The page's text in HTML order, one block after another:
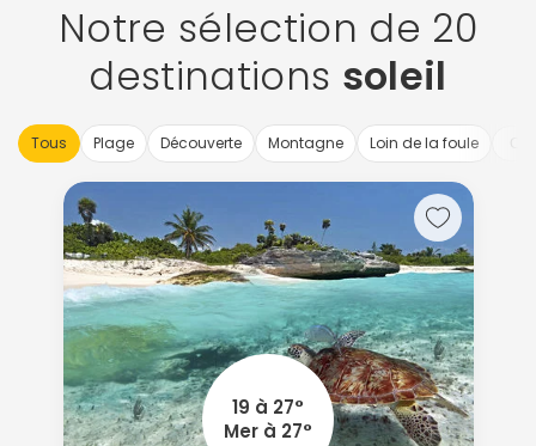
Notre sélection de 20
destinations soleil
Tous Plage Découverte Montagne Loin de la foule
19 à 27°
Mer à 27°